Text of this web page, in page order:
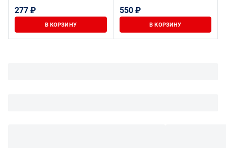
277 ₽
В КОРЗИНУ
550 ₽
В КОРЗИНУ